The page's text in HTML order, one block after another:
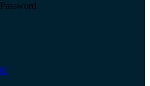
Password